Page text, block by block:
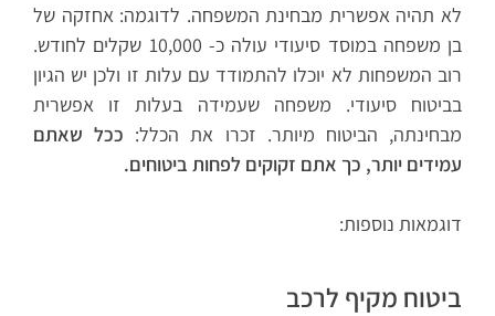
לא תהיה אפשרית מבחינת המשפחה. לדוגמה: אחזקה של
בן משפחה במוסד סיעודי עולה כ- 10,000 שקלים לחודש.
רוב המשפחות לא יוכלו להתמודד עם עלות זו ולכן יש הגיון
בביטוח סיעודי. משפחה שעמידה בעלות זו אפשרית
מבחינתה, הביטוח מיותר. זכרו את הכלל:ככל שאתם
עמידים יותר, כך אתם זקוקים לפחות ביטוחים.
דוגמאות נוספות:
ביטוח מקיף לרכב